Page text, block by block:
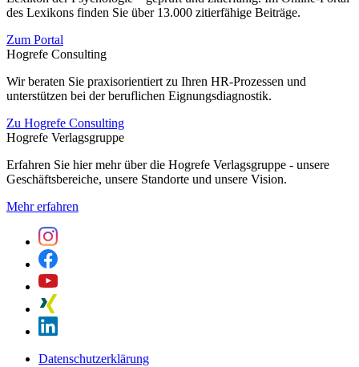
des Lexikons finden Sie über 13.000 zitierfähige Beiträge.
Zum Portal
Hogrefe Consulting
Wir beraten Sie praxisorientiert zu Ihren HR-Prozessen und
unterstützen bei der beruflichen Eignungsdiagnostik.
Zu Hogrefe Consulting
Hogrefe Verlagsgruppe
Erfahren Sie hier mehr über die Hogrefe Verlagsgruppe - unsere
Geschäftsbereiche, unsere Standorte und unsere Vision.
Mehr erfahren
Datenschutzerklärung